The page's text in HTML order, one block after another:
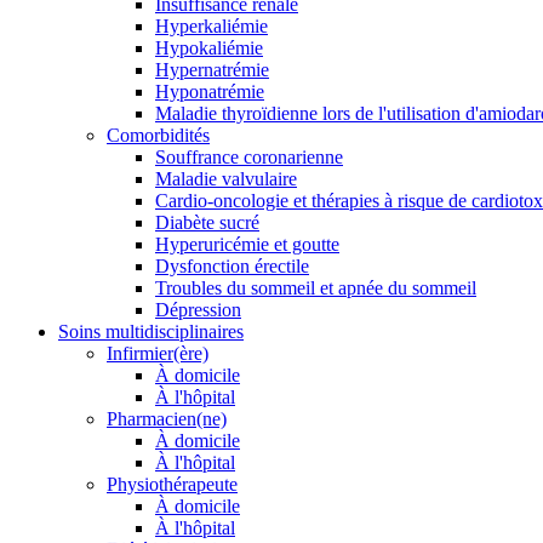
Hyperkaliémie
Hypokaliémie
Hypernatrémie
Hyponatrémie
Maladie thyroïdienne lors de l'utilisation
Comorbidités
Souffrance coronarienne
Maladie valvulaire
Cardio-oncologie et thérapies à risque de
Diabète sucré
Hyperuricémie et goutte
Dysfonction érectile
Troubles du sommeil et apnée du sommeil
Dépression
Soins multidisciplinaires
Infirmier(ère)
À domicile
À l'hôpital
Pharmacien(ne)
À domicile
À l'hôpital
Physiothérapeute
À domicile
À l'hôpital